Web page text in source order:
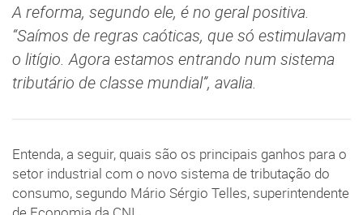
A reforma, segundo ele, é no geral positiva.
“Saímos de regras caóticas, que só estimulavam
o litígio. Agora estamos entrando num sistema
tributário de classe mundial”, avalia.
Entenda, a seguir, quais são os principais ganhos para o
setor industrial com o novo sistema de tributação do
consumo, segundo Mário Sérgio Telles, superintendente